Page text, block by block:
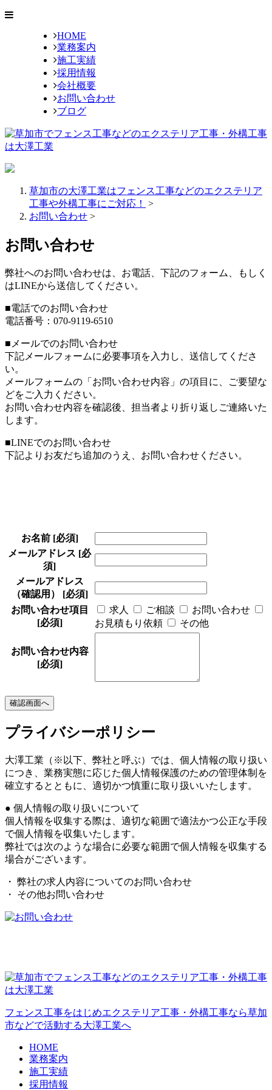
HOME
業務案内
施工実績
採用情報
会社概要
お問い合わせ
ブログ
草加市の大澤工業はフェンス工事などのエクステリア
工事や外構工事にご対応！
>
お問い合わせ >
お問い合わせ
弊社へのお問い合わせは、お電話、下記のフォーム、もしく
はLINEから送信してください。
■電話でのお問い合わせ
電話番号：070-9119-6510
■メールでのお問い合わせ
下記メールフォームに必要事項を入力し、送信してくださ
い。
メールフォームの「お問い合わせ内容」の項目に、ご要望な
どをご入力ください。
お問い合わせ内容を確認後、担当者より折り返しご連絡いた
します。
■LINEでのお問い合わせ
下記よりお友だち追加のうえ、お問い合わせください。
お名前 [必須]
メールアドレス [必
須]
メールアドレス
（確認用） [必須]
お問い合わせ項目
[必須]
求人 ご相談
お問い合わせ
お見積もり依頼
その他
お問い合わせ内容
[必須]
プライバシーポリシー
大澤工業（※以下、弊社と呼ぶ）では、個人情報の取り扱い
につき、業務実態に応じた個人情報保護のための管理体制を
確立するとともに、適切かつ慎重に取り扱いいたします。
● 個人情報の取り扱いについて
個人情報を収集する際は、適切な範囲で適法かつ公正な手段
で個人情報を収集いたします。
弊社では次のような場合に必要な範囲で個人情報を収集する
場合がございます。
・ 弊社の求人内容についてのお問い合わせ
・ その他お問い合わせ
フェンス工事をはじめエクステリア工事・外構工事なら草加
市などで活動する大澤工業へ
HOME
業務案内
施工実績
採用情報